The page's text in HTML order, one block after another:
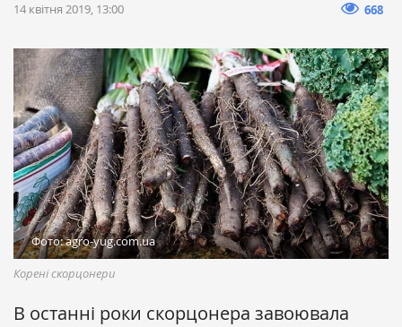
14 квітня 2019, 13:00 668
Фото: agro-yug.com.ua
Корені скорцонери
В останні роки скорцонера завоювала